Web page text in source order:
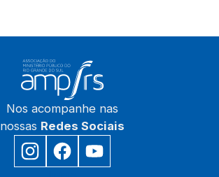
Nos acompanhe nas
nossas Redes Sociais